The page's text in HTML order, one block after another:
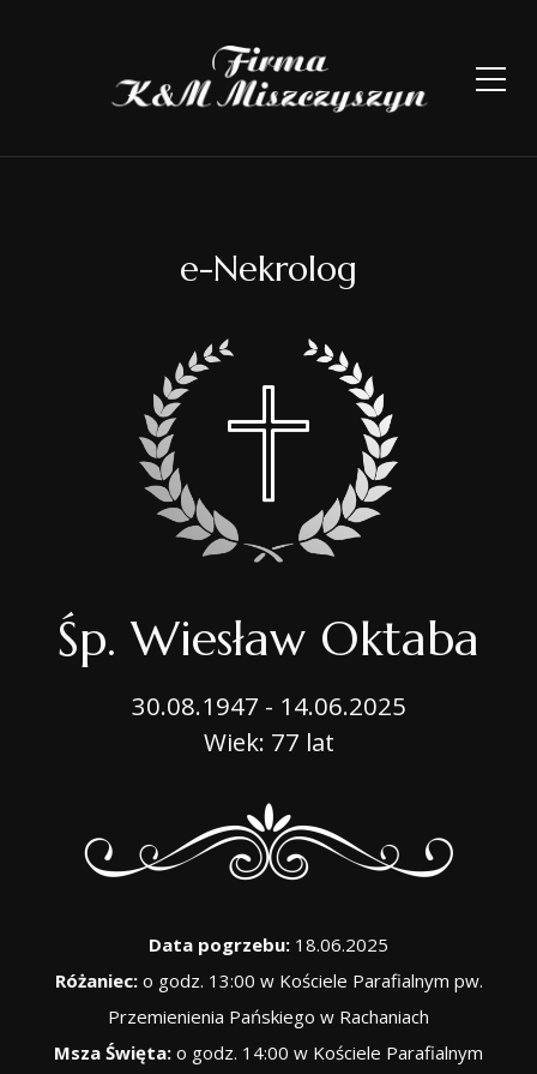
e-Nekrolog
Śp. Wiesław Oktaba
30.08.1947 - 14.06.2025
Wiek: 77 lat
Data pogrzebu: 18.06.2025
Różaniec:o godz. 13:00 w Kościele Parafialnym pw.
Przemienienia Pańskiego w Rachaniach
Msza Święta: o godz. 14:00 w Kościele Parafialnym